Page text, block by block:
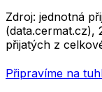
Zdroj: jednotná
(data.cermat.cz),
přijatých z
Připravíme na